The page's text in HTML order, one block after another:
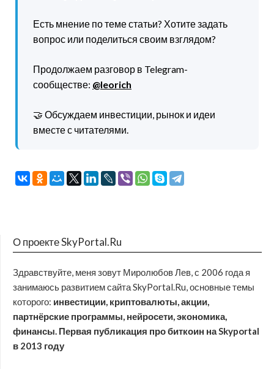
Есть мнение по теме статьи? Хотите задать
вопрос или поделиться своим взглядом?
Продолжаем разговор в Telegram-
сообществе: @leorich
🤝 Обсуждаем инвестиции, рынок и идеи
вместе с читателями.
О проекте SkyPortal.Ru
Здравствуйте, меня зовут Миролюбов Лев, с 2006 года я
занимаюсь развитием сайта SkyPortal.Ru, основные темы
которого: инвестиции, криптовалюты, акции,
партнёрские программы, нейросети, экономика,
финансы. Первая публикация про биткоин на Skyportal
в 2013 году